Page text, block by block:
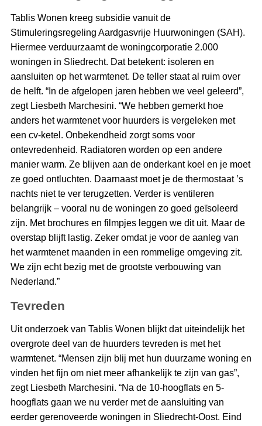
Tablis Wonen kreeg subsidie vanuit de
Stimuleringsregeling Aardgasvrije Huurwoningen (SAH).
Hiermee verduurzaamt de woningcorporatie 2.000
woningen in Sliedrecht. Dat betekent: isoleren en
aansluiten op het warmtenet. De teller staat al ruim over
de helft. “In de afgelopen jaren hebben we veel geleerd”,
zegt Liesbeth Marchesini. “We hebben gemerkt hoe
anders het warmtenet voor huurders is vergeleken met
een cv-ketel. Onbekendheid zorgt soms voor
ontevredenheid. Radiatoren worden op een andere
manier warm. Ze blijven aan de onderkant koel en je moet
ze goed ontluchten. Daarnaast moet je de thermostaat ’s
nachts niet te ver terugzetten. Verder is ventileren
belangrijk – vooral nu de woningen zo goed geïsoleerd
zijn. Met brochures en filmpjes leggen we dit uit. Maar de
overstap blijft lastig. Zeker omdat je voor de aanleg van
het warmtenet maanden in een rommelige omgeving zit.
We zijn echt bezig met de grootste verbouwing van
Nederland.”
Tevreden
Uit onderzoek van Tablis Wonen blijkt dat uiteindelijk het
overgrote deel van de huurders tevreden is met het
warmtenet. “Mensen zijn blij met hun duurzame woning en
vinden het fijn om niet meer afhankelijk te zijn van gas”,
zegt Liesbeth Marchesini. “Na de 10-hoogflats en 5-
hoogflats gaan we nu verder met de aansluiting van
eerder gerenoveerde woningen in Sliedrecht-Oost. Eind